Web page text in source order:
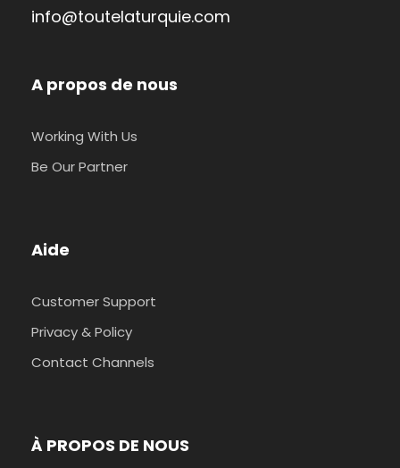
info@toutelaturquie.com
A propos de nous
Working With Us
Be Our Partner
Aide
Customer Support
Privacy & Policy
Contact Channels
À PROPOS DE NOUS